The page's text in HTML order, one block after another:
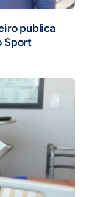
publica
Sport